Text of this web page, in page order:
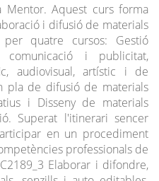
Aquest curs forma
i difusió de materials
per quatre cursos: Gestió
comunicació i publicitat,
audiovisual, artístic i de
pla de difusió de materials
i Disseny de materials
Superat l'itinerari sencer
en un procediment
professionals de
Elaborar i difondre,